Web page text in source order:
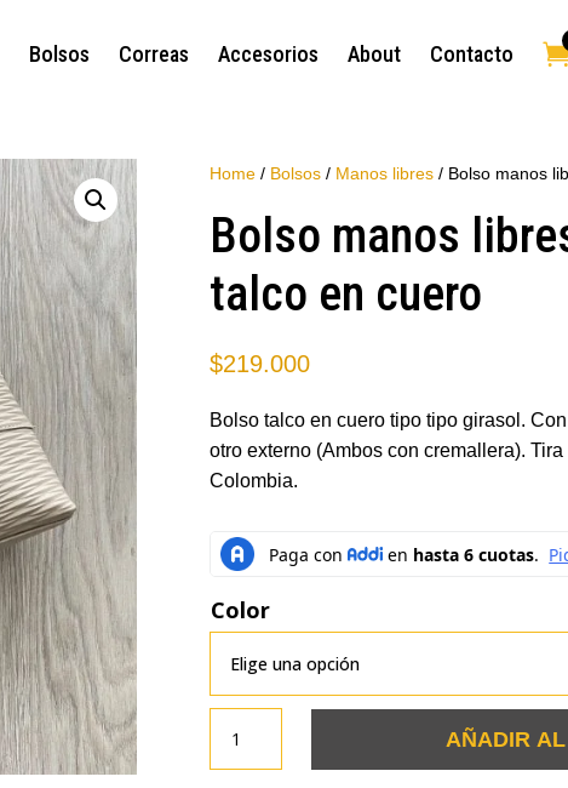
Bolsos Correas Accesorios About Contacto
Home/ Bolsos/ Manos libres/ Bolso manos
Bolso manos
talco en cuero
$219.000
Bolso talco en cuero tipo tipo girasol.
otro externo (Ambos con cremallera).
Colombia.
Color
AÑADIR